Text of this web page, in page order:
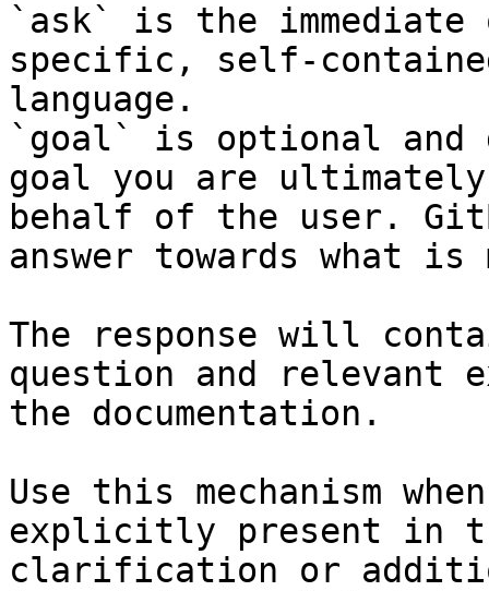
`ask` is the
specific, self-
language.
`goal` is optional and
goal you are
behalf of the user.
answer towards what
The response will
question and relevant
the documentation.
Use this mechanism
explicitly present in
clarification or